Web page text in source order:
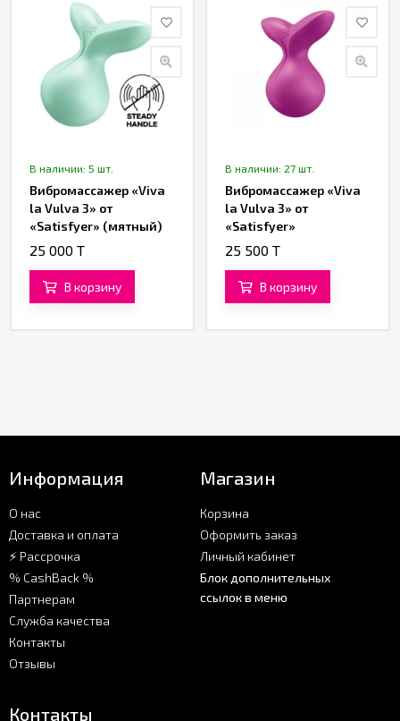
В наличии: 5 шт.
Вибромассажер «Viva
la Vulva 3» от
«Satisfyer» (мятный)
25 000 T
В корзину
В наличии: 27 шт.
Вибромассажер «Viva
la Vulva 3» от
«Satisfyer»
(фиолетовый)
25 500 T
В корзину
Информация
О нас
Доставка и оплата
⚡ Рассрочка
% CashBack %
Партнерам
Служба качества
Контакты
Отзывы
Магазин
Корзина
Оформить заказ
Личный кабинет
Блок дополнительных
ссылок в меню
Контакты